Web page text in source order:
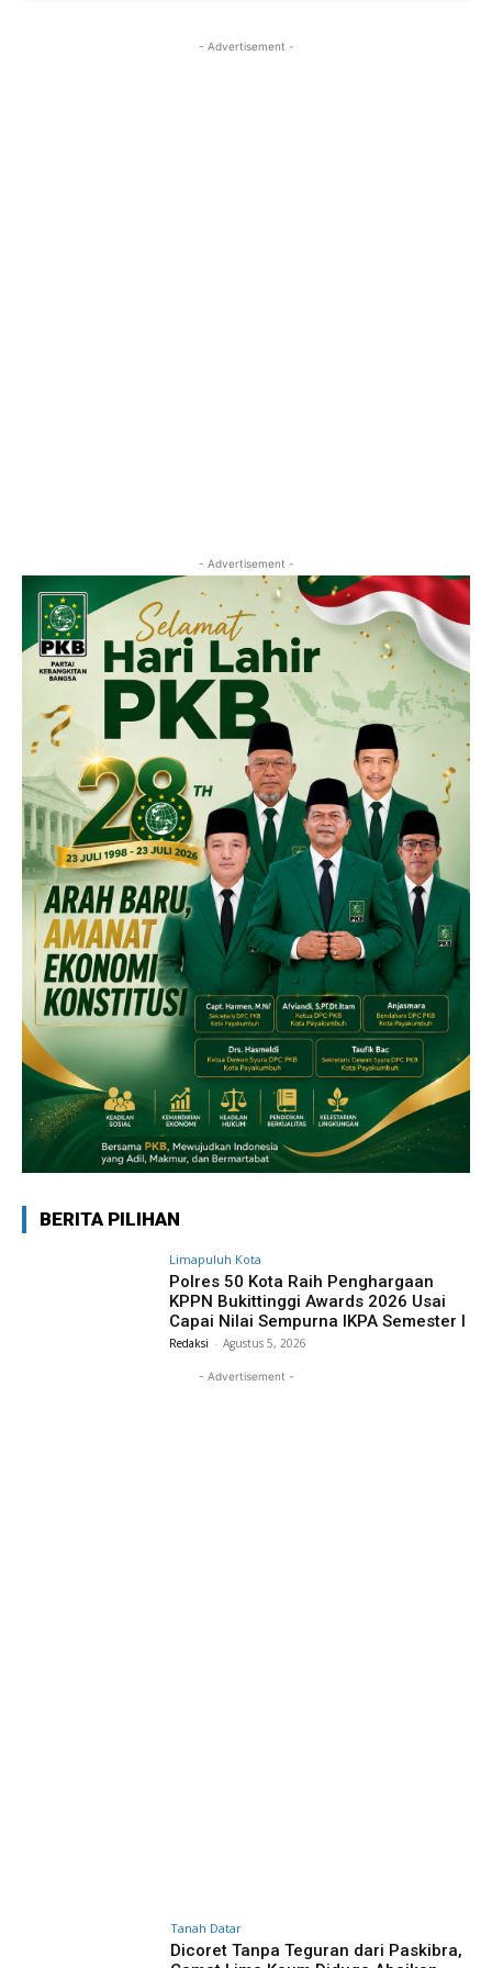
- Advertisement -
- Advertisement -
BERITA PILIHAN
Limapuluh Kota
Polres 50 Kota Raih Penghargaan
KPPN Bukittinggi Awards 2026 Usai
Capai Nilai Sempurna IKPA Semester I
Redaksi - Agustus 5, 2026
- Advertisement -
Tanah Datar
Dicoret Tanpa Teguran dari Paskibra,